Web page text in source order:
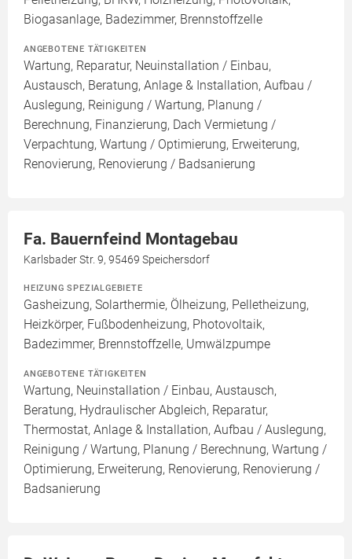
Biogasanlage, Badezimmer, Brennstoffzelle
ANGEBOTENE TÄTIGKEITEN
Wartung, Reparatur, Neuinstallation / Einbau,
Austausch, Beratung, Anlage & Installation, Aufbau /
Auslegung, Reinigung / Wartung, Planung /
Berechnung, Finanzierung, Dach Vermietung /
Verpachtung, Wartung / Optimierung, Erweiterung,
Renovierung, Renovierung / Badsanierung
Fa. Bauernfeind Montagebau
Karlsbader Str. 9, 95469 Speichersdorf
HEIZUNG SPEZIALGEBIETE
Gasheizung, Solarthermie, Ölheizung, Pelletheizung,
Heizkörper, Fußbodenheizung, Photovoltaik,
Badezimmer, Brennstoffzelle, Umwälzpumpe
ANGEBOTENE TÄTIGKEITEN
Wartung, Neuinstallation / Einbau, Austausch,
Beratung, Hydraulischer Abgleich, Reparatur,
Thermostat, Anlage & Installation, Aufbau / Auslegung,
Reinigung / Wartung, Planung / Berechnung, Wartung /
Optimierung, Erweiterung, Renovierung, Renovierung /
Badsanierung